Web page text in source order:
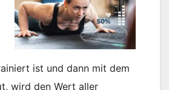
ist und dann mit dem
wird den Wert aller